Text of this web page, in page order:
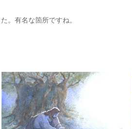
。有名な箇所ですね。